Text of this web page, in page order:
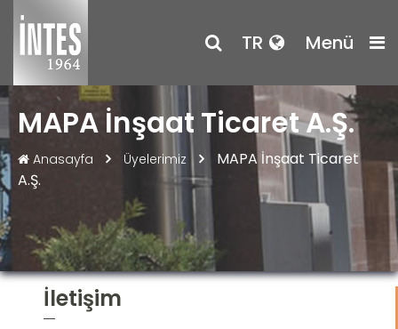
TR Menü
MAPA İnşaat Ticaret A.Ş.
Anasayfa Üyelerimiz
MAPA İnşaat Ticaret
A.Ş.
İletişim